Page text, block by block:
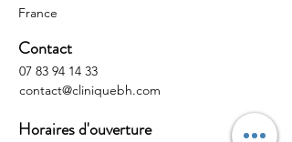
France
Contact
07 83 94 14 33
contact@cliniquebh.com
Horaires d'ouverture